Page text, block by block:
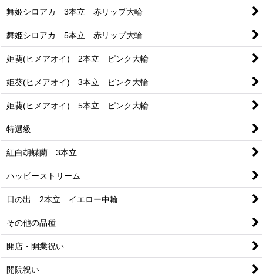
舞姫シロアカ 3本立 赤リップ大輪
舞姫シロアカ 5本立 赤リップ大輪
姫葵(ヒメアオイ) 2本立 ピンク大輪
姫葵(ヒメアオイ) 3本立 ピンク大輪
姫葵(ヒメアオイ) 5本立 ピンク大輪
特選級
紅白胡蝶蘭 3本立
ハッピーストリーム
日の出 2本立 イエロー中輪
その他の品種
開店・開業祝い
開院祝い